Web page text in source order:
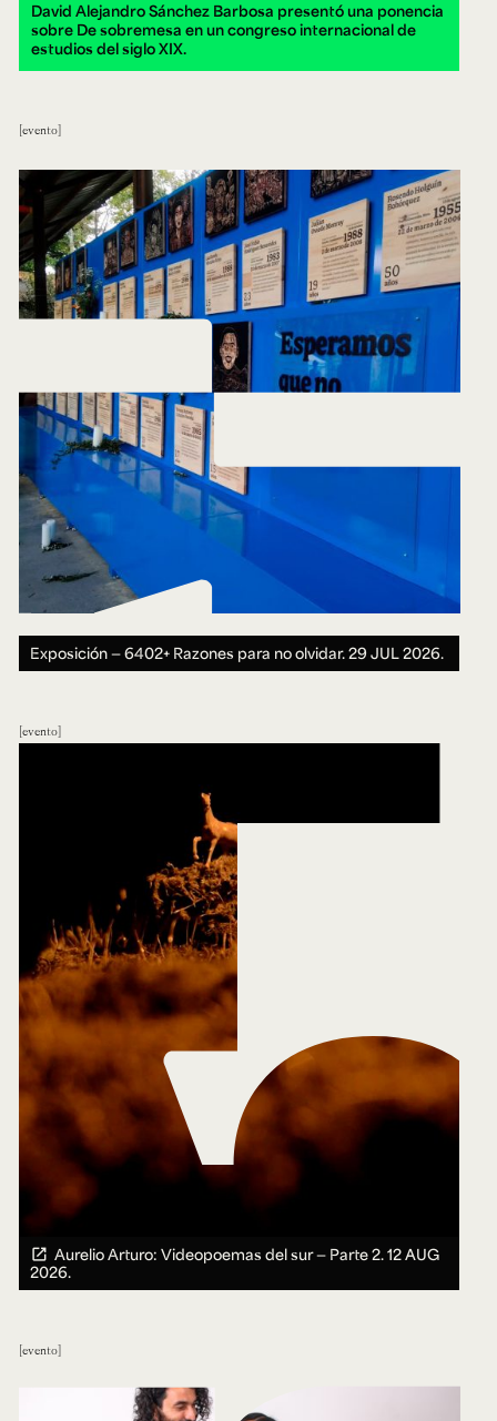
David Alejandro Sánchez Barbosa presentó una ponencia
sobre De sobremesa en un congreso internacional de
estudios del siglo XIX.
evento
Exposición — 6402+ Razones para no olvidar.29 JUL 2026.
evento
Aurelio Arturo: Videopoemas del sur — Parte 2.12 AUG
2026.
evento